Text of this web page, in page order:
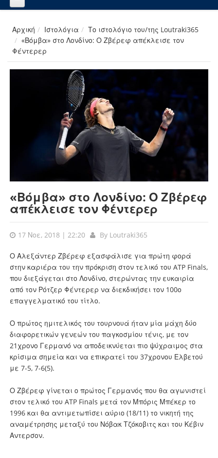
Αρχική Ιστολόγια
Το ιστολόγιο του/της Loutraki365
«Βόμβα» στο Λονδίνο: Ο Ζβέρεφ απέκλεισε τον
Φέντερερ
«Βόμβα» στο Λονδίνο: Ο Ζβέρεφ
απέκλεισε τον Φέντερερ
17 Νοε, 2018 | 22:20 By Loutraki365
Ο Αλεξάντερ Ζβέρεφ εξασφάλισε για πρώτη φορά
στην καριέρα του την πρόκριση στον τελικό του ATP Finals,
που διεξάγεται στο Λονδίνο, στερώντας την ευκαιρία
από τον Ρότζερ Φέντερερ να διεκδικήσει τον 100ο
επαγγελματικό του τίτλο.
Ο πρώτος ημιτελικός του τουρνουά ήταν μία μάχη δύο
διαφορετικών γενεών του παγκοσμίου τένις, με τον
21χρονο Γερμανό να αποδεικνύεται πιο ψύχραιμος στα
κρίσιμα σημεία και να επικρατεί του 37χρονου Ελβετού
με 7-5, 7-6(5).
Ο Ζβέρεφ γίνεται ο πρώτος Γερμανός που θα αγωνιστεί
στον τελικό του ATP Finals μετά τον Μπόρις Μπέκερ το
1996 και θα αντιμετωπίσει αύριο (18/11) το νικητή της
αναμέτρησης μεταξύ του Νόβακ Τζόκοβιτς και του Κέβιν
Αντερσον.